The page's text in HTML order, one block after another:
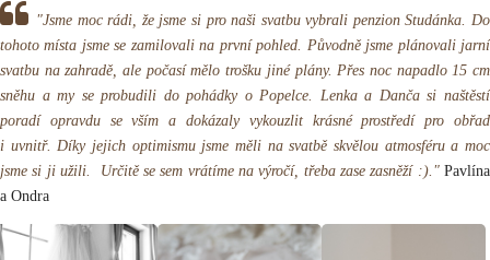
"Jsme moc rádi, že jsme si pro naši svatbu vybrali penzion Studánka. Do
tohoto místa jsme se zamilovali na první pohled. Původně jsme plánovali jarní
svatbu na zahradě, ale počasí mělo trošku jiné plány. Přes noc napadlo 15 cm
sněhu a my se probudili do pohádky o Popelce. Lenka a Danča si naštěstí
poradí opravdu se vším a dokázaly vykouzlit krásné prostředí pro obřad
i uvnitř. Díky jejich optimismu jsme měli na svatbě skvělou atmosféru a moc
jsme si ji užili. Určitě se sem vrátíme na výročí, třeba zase zasněží :)."Pavlína
a Ondra